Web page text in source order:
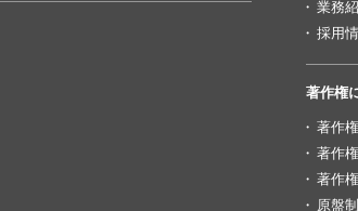
業務
採用
著作権
著作
著作
著作
原盤